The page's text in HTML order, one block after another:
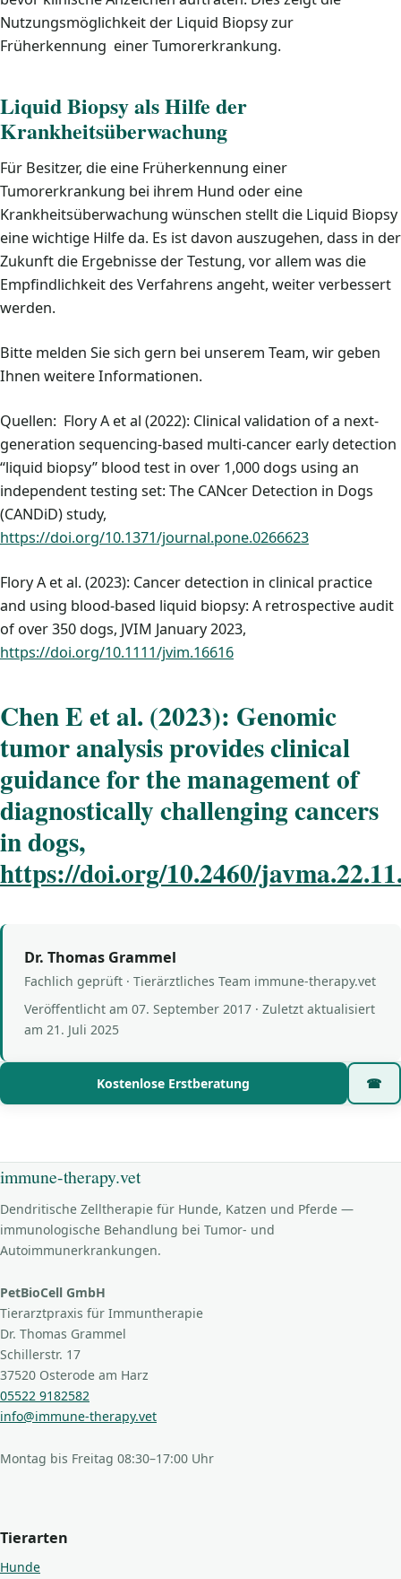
Nutzungsmöglichkeit der Liquid Biopsy zur
Früherkennung einer Tumorerkrankung.
Liquid Biopsy als Hilfe der
Krankheitsüberwachung
Für Besitzer, die eine Früherkennung einer
Tumorerkrankung bei ihrem Hund oder eine
Krankheitsüberwachung wünschen stellt die Liquid Biopsy
eine wichtige Hilfe da. Es ist davon auszugehen, dass in der
Zukunft die Ergebnisse der Testung, vor allem was die
Empfindlichkeit des Verfahrens angeht, weiter verbessert
werden.
Bitte melden Sie sich gern bei unserem Team, wir geben
Ihnen weitere Informationen.
Quellen: Flory A et al (2022): Clinical validation of a next-
generation sequencing-based multi-cancer early detection
“liquid biopsy” blood test in over 1,000 dogs using an
independent testing set: The CANcer Detection in Dogs
(CANDiD) study,
https://doi.org/10.1371/journal.pone.0266623
Flory A et al. (2023): Cancer detection in clinical practice
and using blood-based liquid biopsy: A retrospective audit
of over 350 dogs, JVIM January 2023,
https://doi.org/10.1111/jvim.16616
Chen E et al. (2023): Genomic
tumor analysis provides clinical
guidance for the management of
diagnostically challenging cancers
in dogs,
https://doi.org/10.2460/
Dr. Thomas Grammel
Fachlich geprüft · Tierärztliches Team immune-therapy.vet
Veröffentlicht am 07. September 2017 · Zuletzt aktualisiert
am 21. Juli 2025
Kostenlose Erstberatung ☎
immune-therapy.vet
Dendritische Zelltherapie für Hunde, Katzen und Pferde —
immunologische Behandlung bei Tumor- und
Autoimmunerkrankungen.
PetBioCell GmbH
Tierarztpraxis für Immuntherapie
Dr. Thomas Grammel
Schillerstr. 17
37520 Osterode am Harz
05522 9182582
info@immune-therapy.vet
Montag bis Freitag 08:30–17:00 Uhr
Tierarten
Hunde